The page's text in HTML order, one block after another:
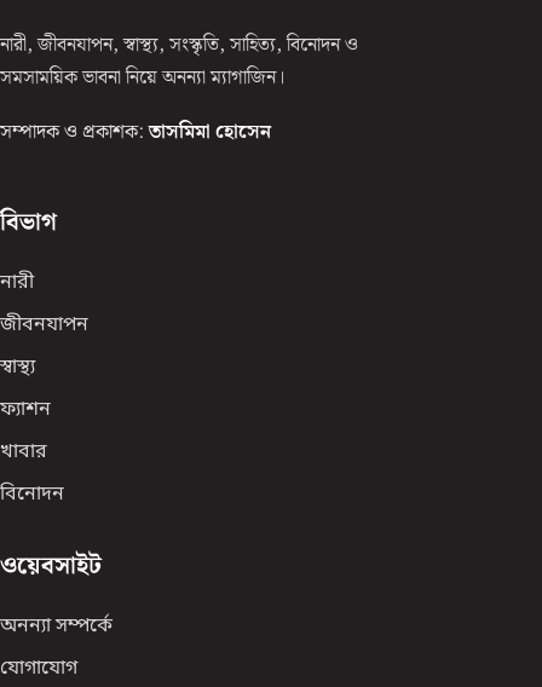
নারী, জীবনযাপন, স্বাস্থ্য, সংস্কৃতি, সাহিত্য, বিনোদন ও
সমসাময়িক ভাবনা নিয়ে অনন্যা ম্যাগাজিন।
সম্পাদক ও প্রকাশক: তাসমিমা হোসেন
বিভাগ
নারী
জীবনযাপন
স্বাস্থ্য
ফ্যাশন
খাবার
বিনোদন
ওয়েবসাইট
অনন্যা সম্পর্কে
যোগাযোগ